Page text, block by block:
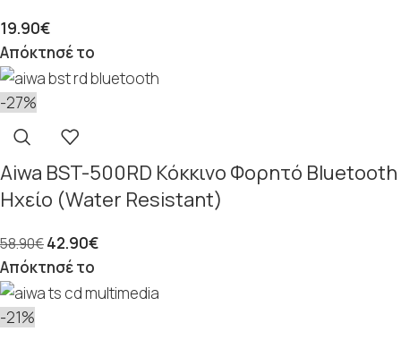
19.90€
Απόκτησέ το
-27%
Aiwa BST-500RD Κόκκινο Φορητό Bluetooth
Ηχείο (Water Resistant)
58.90€42.90€
Απόκτησέ το
-21%